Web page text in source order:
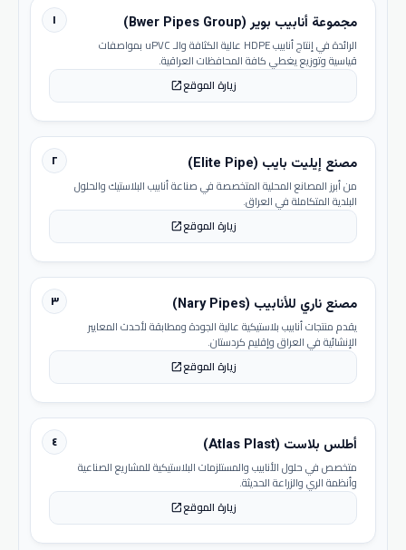
١ مجموعة أنابيب بوير (Bwer Pipes Group)
الرائدة في إنتاج أنابيب HDPE عالية الكثافة والـ uPVC بمواصفات
قياسية وتوزيع يغطي كافة المحافظات العراقية.
زيارة الموقعopen_in_new
٢ مصنع إيليت بايب (Elite Pipe)
من أبرز المصانع المحلية المتخصصة في صناعة أنابيب البلاستيك والحلول
البلدية المتكاملة في العراق.
زيارة الموقعopen_in_new
٣ مصنع ناري للأنابيب (Nary Pipes)
يقدم منتجات أنابيب بلاستيكية عالية الجودة ومطابقة لأحدث المعايير
الإنشائية في العراق وإقليم كردستان.
زيارة الموقعopen_in_new
٤ أطلس بلاست (Atlas Plast)
متخصص في حلول الأنابيب والمستلزمات البلاستيكية للمشاريع الصناعية
وأنظمة الري والزراعة الحديثة.
زيارة الموقعopen_in_new